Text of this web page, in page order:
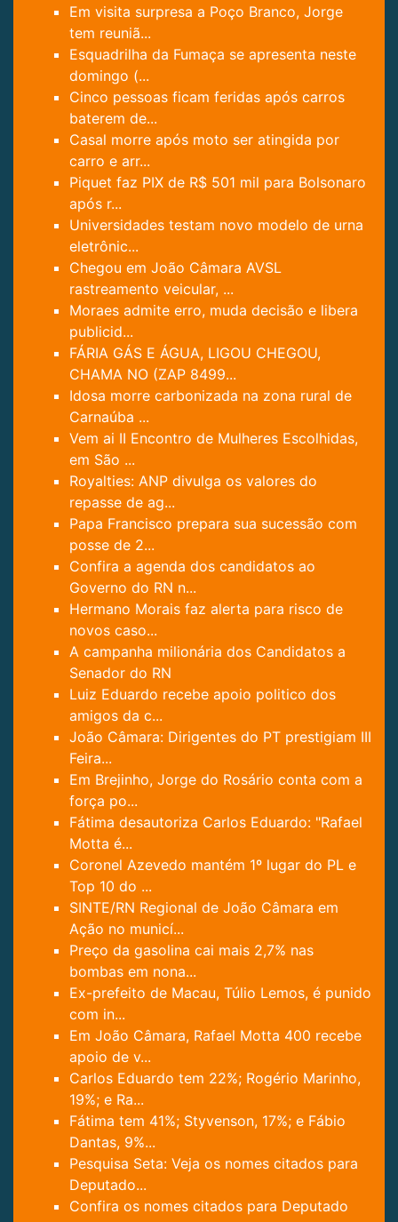
Em visita surpresa a Poço Branco, Jorge
tem reuniã...
Esquadrilha da Fumaça se apresenta neste
domingo (...
Cinco pessoas ficam feridas após carros
baterem de...
Casal morre após moto ser atingida por
carro e arr...
Piquet faz PIX de R$ 501 mil para Bolsonaro
após r...
Universidades testam novo modelo de urna
eletrônic...
Chegou em João Câmara AVSL
rastreamento veicular, ...
Moraes admite erro, muda decisão e libera
publicid...
FÁRIA GÁS E ÁGUA, LIGOU CHEGOU,
CHAMA NO (ZAP 8499...
Idosa morre carbonizada na zona rural de
Carnaúba ...
Vem ai II Encontro de Mulheres Escolhidas,
em São ...
Royalties: ANP divulga os valores do
repasse de ag...
Papa Francisco prepara sua sucessão com
posse de 2...
Confira a agenda dos candidatos ao
Governo do RN n...
Hermano Morais faz alerta para risco de
novos caso...
A campanha milionária dos Candidatos a
Senador do RN
Luiz Eduardo recebe apoio politico dos
amigos da c...
João Câmara: Dirigentes do PT prestigiam III
Feira...
Em Brejinho, Jorge do Rosário conta com a
força po...
Fátima desautoriza Carlos Eduardo: "Rafael
Motta é...
Coronel Azevedo mantém 1º lugar do PL e
Top 10 do ...
SINTE/RN Regional de João Câmara em
Ação no municí...
Preço da gasolina cai mais 2,7% nas
bombas em nona...
Ex-prefeito de Macau, Túlio Lemos, é punido
com in...
Em João Câmara, Rafael Motta 400 recebe
apoio de v...
Carlos Eduardo tem 22%; Rogério Marinho,
19%; e Ra...
Fátima tem 41%; Styvenson, 17%; e Fábio
Dantas, 9%...
Pesquisa Seta: Veja os nomes citados para
Deputado...
Confira os nomes citados para Deputado